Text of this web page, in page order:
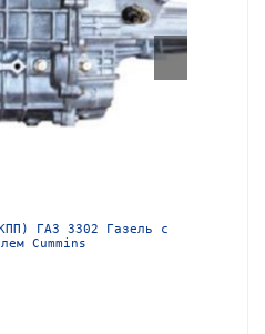
ГАЗ 3302 Газель с
Cummins